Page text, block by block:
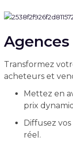
Transformez
acheteurs et
Mettez en
prix
Diffusez
réel.